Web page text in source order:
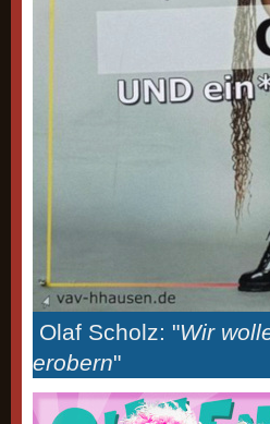
Olaf Scholz: "Wir
erobern"